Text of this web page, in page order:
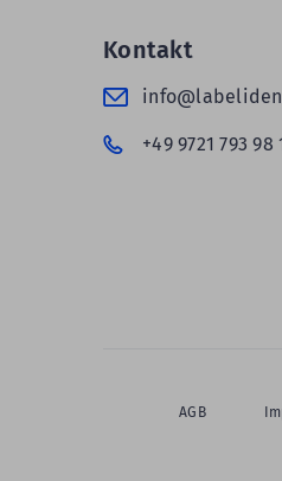
Kontakt
+49 9721 793 98
AGB